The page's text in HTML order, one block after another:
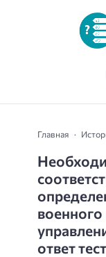
Главная
ответ